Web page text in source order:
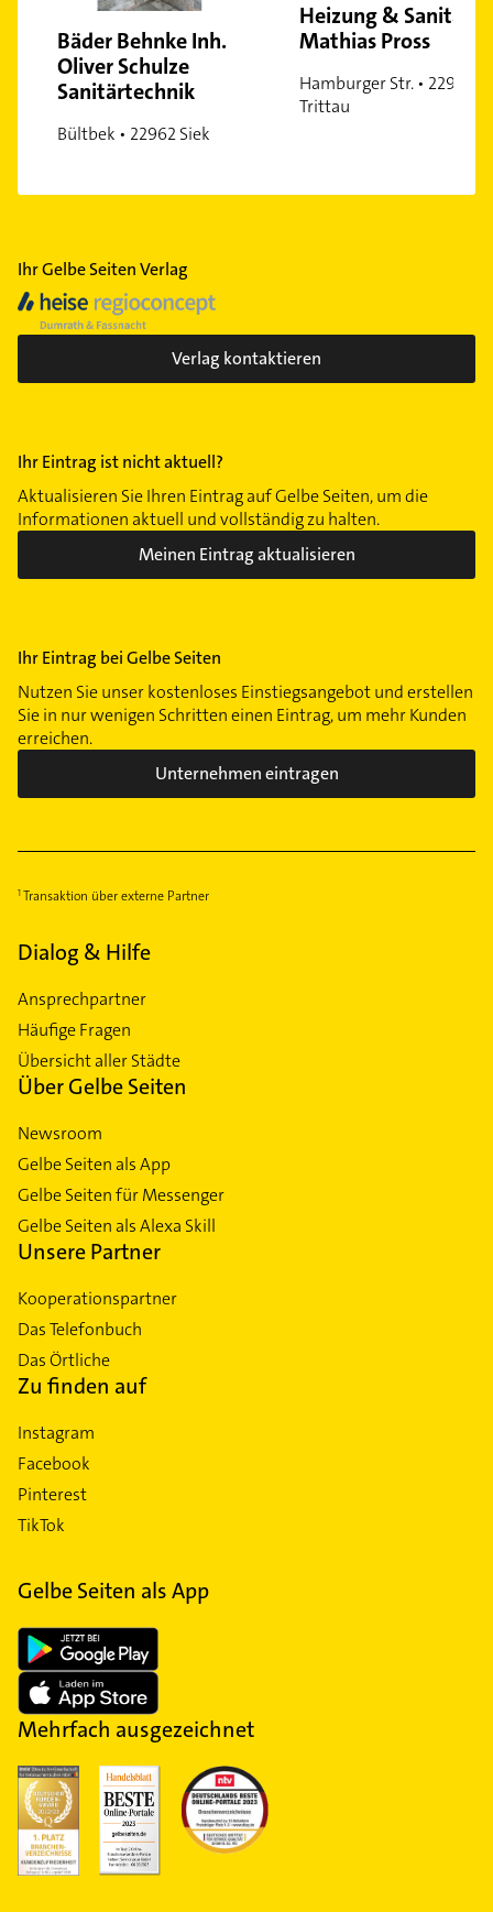
Bäder Behnke Inh.
Oliver Schulze
Sanitärtechnik
Bültbek • 22962 Siek
Heizung & Sanitär
Mathias Pross
Hamburger Str. • 22946
Trittau
Ihr Gelbe Seiten Verlag
Verlag kontaktieren
Ihr Eintrag ist nicht aktuell?
Aktualisieren Sie Ihren Eintrag auf Gelbe Seiten, um die
Informationen aktuell und vollständig zu halten.
Meinen Eintrag aktualisieren
Ihr Eintrag bei Gelbe Seiten
Nutzen Sie unser kostenloses Einstiegsangebot und erstellen
Sie in nur wenigen Schritten einen Eintrag, um mehr Kunden
erreichen.
Unternehmen eintragen
Transaktion über externe Partner
Dialog & Hilfe
Ansprechpartner
Häufige Fragen
Übersicht aller Städte
Über Gelbe Seiten
Newsroom
Gelbe Seiten als App
Gelbe Seiten für Messenger
Gelbe Seiten als Alexa Skill
Unsere Partner
Kooperationspartner
Das Telefonbuch
Das Örtliche
Zu finden auf
Instagram
Facebook
Pinterest
TikTok
Gelbe Seiten als App
Mehrfach ausgezeichnet